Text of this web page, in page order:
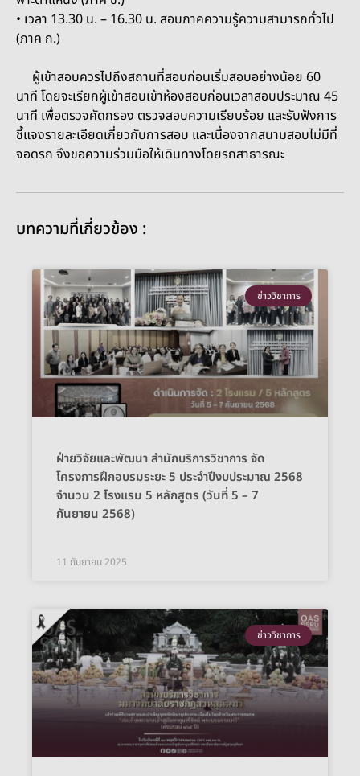
• เวลา 13.30 น. – 16.30 น. สอบภาคความรู้ความสามารถทั่วไป
(ภาค ก.)
ผู้เข้าสอบควรไปถึงสถานที่สอบก่อนเริ่มสอบอย่างน้อย 60
นาที โดยจะเรียกผู้เข้าสอบเข้าห้องสอบก่อนเวลาสอบประมาณ 45
นาที เพื่อตรวจคัดกรอง ตรวจสอบความเรียบร้อย และรับฟังการ
ชี้แจงรายละเอียดเกี่ยวกับการสอบ และเนื่องจากสนามสอบไม่มีที่
จอดรถ จึงขอความร่วมมือให้เดินทางโดยรถสาธารณะ
บทความที่เกี่ยวข้อง :
ข่าววิชาการ
ฝ่ายวิจัยและพัฒนา สำนักบริการวิชาการ จัด
โครงการฝึกอบรมระยะ 5 ประจำปีงบประมาณ 2568
จำนวน 2 โรงแรม 5 หลักสูตร (วันที่ 5 – 7
กันยายน 2568)
11 กันยายน 2025
ข่าววิชาการ